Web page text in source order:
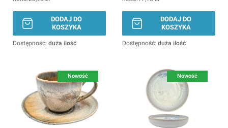
DODAJ DO
KOSZYKA
Dostępność: duża ilość
DODAJ DO
KOSZYKA
Dostępność: duża ilość
Nowość Nowość